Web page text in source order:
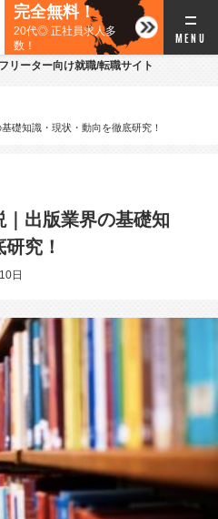
完全無料！
20代◎ 正社員求人多
数！
リーター向け就職/転職サイト
礎知識・現状・動向を徹底研究！
出版業界の基礎知
究！
日